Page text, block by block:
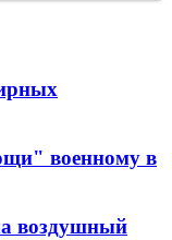
военному в
воздушный